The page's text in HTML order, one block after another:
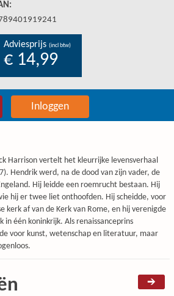
Adviesprijs (incl btw)
€ 14,99
Inloggen
Harrison vertelt het kleurrijke levensverhaal
Hendrik werd, na de dood van zijn vader, de
Hij leidde een roemrucht bestaan. Hij
hij er twee liet onthoofden. Hij scheidde, voor
kerk af van de Kerk van Rome, en hij verenigde
in één koninkrijk. Als renaissanceprins
voor kunst, wetenschap en literatuur, maar